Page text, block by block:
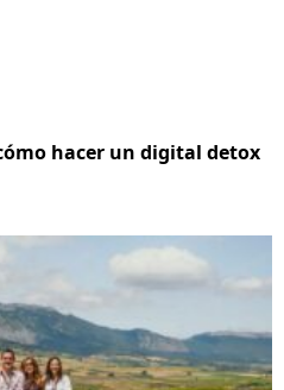
hacer un digital detox